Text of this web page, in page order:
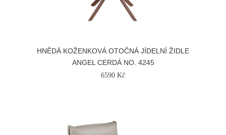
HNĚDÁ KOŽENKOVÁ OTOČNÁ JÍDELNÍ ŽIDLE
ANGEL CERDÁ NO. 4245
6590 Kč